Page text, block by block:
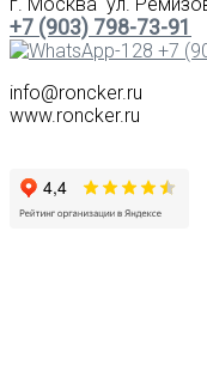
г. Москва ул.
+7 (903) 798-73-91
+7
info@roncker.ru
www.roncker.ru